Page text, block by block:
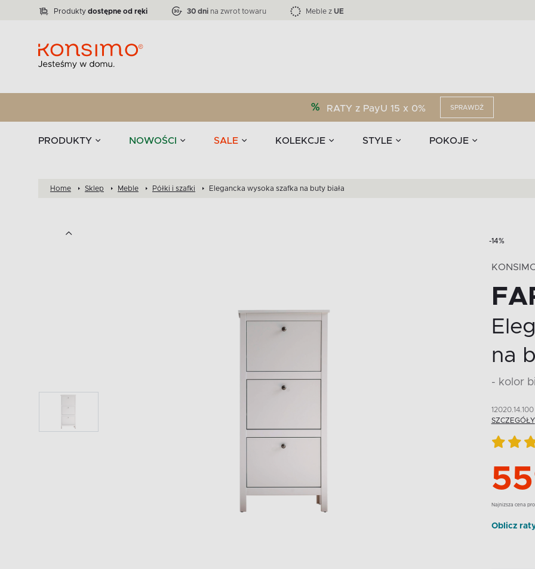
Produkty dostępne od ręki 30 dni na zwrot towaru Meble z UE
RATY z PayU 15 x 0% SPRAWDŹ
PRODUKTY NOWOŚCI SALE KOLEKCJE STYLE POKOJE
Zastawy stołowe i akcesoria
Kolekcja narożników RATLO -39 % Kolekcja mebli LOFTY -45 %
VICTO Liczba produktów:71 EPIRI Liczba produktów:
ELEGANT Liczba produktów:864 TEENS Liczba produktów:
stołowe
Home Sklep Meble Półki i szafki Elegancka wysoka szafka na buty biała
-14%
na
- kolor
12020.14.100
SZCZEGÓŁY
Najnizsza cena
Oblicz